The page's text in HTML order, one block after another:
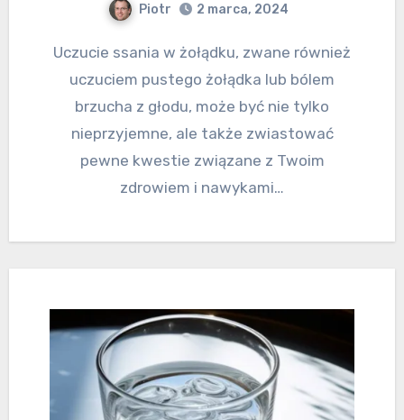
Piotr 2 marca, 2024
Uczucie ssania w żołądku, zwane również
uczuciem pustego żołądka lub bólem
brzucha z głodu, może być nie tylko
nieprzyjemne, ale także zwiastować
pewne kwestie związane z Twoim
zdrowiem i nawykami…